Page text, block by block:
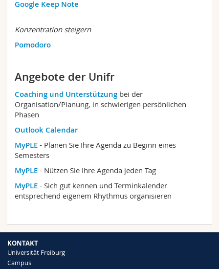
Google Keep Note
Konzentration steigern
Pomodoro
Angebote der Unifr
Coaching und Unterstützung bei der
Organisation/Planung, in schwierigen persönlichen
Phasen
Outlook Calendar
MyPLE - Planen Sie Ihre Agenda zu Beginn eines
Semesters
MyPLE - Nützen Sie Ihre Agenda jeden Tag
MyPLE - Sich gut kennen und Terminkalender
entsprechend eigenem Rhythmus organisieren
KONTAKT
Universität Freiburg
Campus